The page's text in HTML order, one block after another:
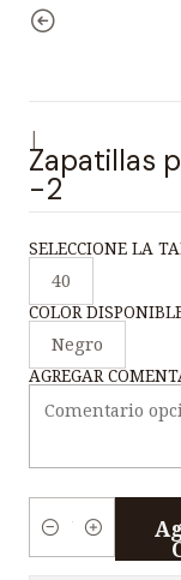
Zapatillas
-2
SELECCIONE LA
40
COLOR
Negro
AGREGAR